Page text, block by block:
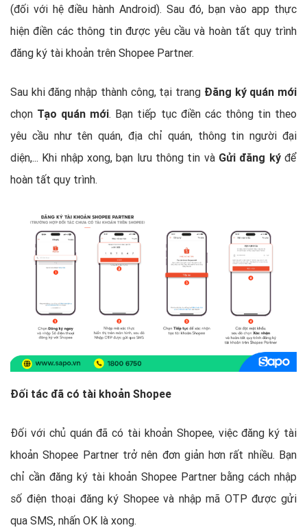
(đối với hệ điều hành Android). Sau đó, bạn vào app thực
hiện điền các thông tin được yêu cầu và hoàn tất quy trình
đăng ký tài khoản trên Shopee Partner.
Sau khi đăng nhập thành công, tại trang Đăng ký quán mới
chọn Tạo quán mới. Bạn tiếp tục điền các thông tin theo
yêu cầu như tên quán, địa chỉ quán, thông tin người đại
diện,... Khi nhập xong, bạn lưu thông tin và Gửi đăng kýđể
hoàn tất quy trình.
Đối tác đã có tài khoản Shopee
Đối với chủ quán đã có tài khoản Shopee, việc đăng ký tài
khoản Shopee Partner trở nên đơn giản hơn rất nhiều. Bạn
chỉ cần đăng ký tài khoản Shopee Partner bằng cách nhập
số điện thoại đăng ký Shopee và nhập mã OTP được gửi
qua SMS, nhấn OK là xong.